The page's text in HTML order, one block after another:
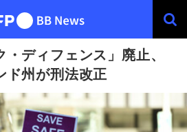
・ディフェンス」廃止、
ド州が刑法改正